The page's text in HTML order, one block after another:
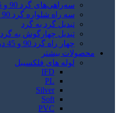
سه‌راهی‌های گرد 90 و 45
سه راه شلواره گرد 90 درجه و 45 درجه
تبدیل گرد به گرد
تبدیل چهارگوش به گرد
چهار راه گرد 90 و 45 درجه
محصولات بیشتر
لوله های فلکسیبل
IFD
PL
Silver
Soft
PVC